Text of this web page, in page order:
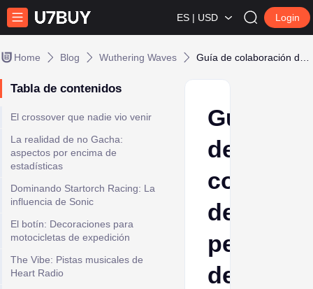
ES | USD Login
Home Blog Wuthering Waves
Tabla de contenidos
El crossover que nadie vio venir
La realidad de no Gacha:
aspectos por encima de
estadísticas
Dominando Startorch Racing: La
influencia de Sonic
El botín: Decoraciones para
motocicletas de expedición
The Vibe: Pistas musicales de
Heart Radio
Guía
de
de
de